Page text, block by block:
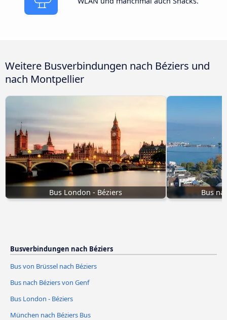
Weitere Busverbindungen nach Béziers und
nach Montpellier
Bus London - Béziers Bus
Busverbindungen nach Béziers
Bus von Brüssel nach Béziers
Bus nach Béziers von Genf
Bus London - Béziers
München nach Béziers Bus